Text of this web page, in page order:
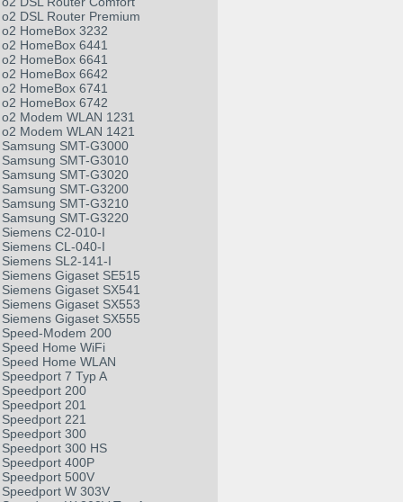
o2 DSL Router Premium
o2 HomeBox 3232
o2 HomeBox 6441
o2 HomeBox 6641
o2 HomeBox 6642
o2 HomeBox 6741
o2 HomeBox 6742
o2 Modem WLAN 1231
o2 Modem WLAN 1421
Samsung SMT-G3000
Samsung SMT-G3010
Samsung SMT-G3020
Samsung SMT-G3200
Samsung SMT-G3210
Samsung SMT-G3220
Siemens C2-010-I
Siemens CL-040-I
Siemens SL2-141-I
Siemens Gigaset SE515
Siemens Gigaset SX541
Siemens Gigaset SX553
Siemens Gigaset SX555
Speed-Modem 200
Speed Home WiFi
Speed Home WLAN
Speedport 7 Typ A
Speedport 200
Speedport 201
Speedport 221
Speedport 300
Speedport 300 HS
Speedport 400P
Speedport 500V
Speedport W 303V